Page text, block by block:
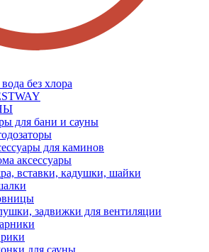
без хлора
для бани и сауны
для каминов
аксессуары
вставки, кадушки, шайки
задвижки для вентиляции
для сауны